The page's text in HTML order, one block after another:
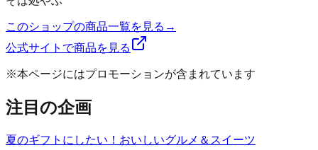
このショップの商品一覧を見る →
公式サイトで商品を見る
※本ページにはプロモーションが含まれています
注目の企画
夏のギフトにしたい！おいしいグルメ＆スイーツ